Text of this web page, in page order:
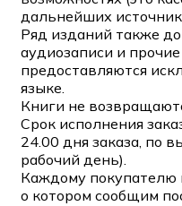
дальнейших
Ряд изданий также
аудиозаписи и
предоставляются
языке.
Книги не
Срок исполнения
24.00 дня заказа, по
рабочий день).
Каждому покупателю
о котором сообщим